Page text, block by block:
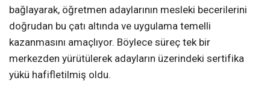
bağlayarak, öğretmen adaylarının mesleki becerilerini
doğrudan bu çatı altında ve uygulama temelli
kazanmasını amaçlıyor. Böylece süreç tek bir
merkezden yürütülerek adayların üzerindeki sertifika
yükü hafifletilmiş oldu.